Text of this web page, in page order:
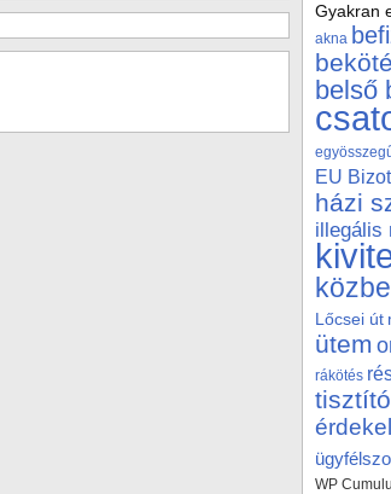
Gyakran
akna
belső
EU
házi
illegális
Lőcsei út
ütem
rákötés
tisztító
WP